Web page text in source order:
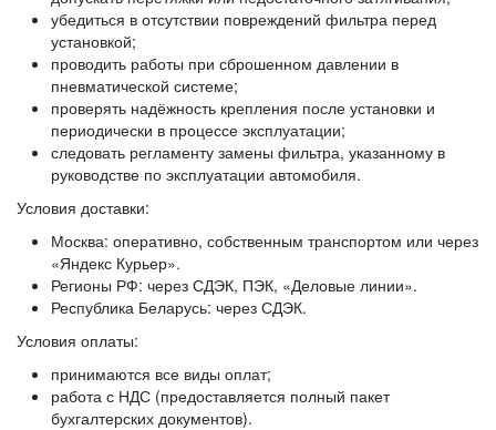
убедиться в отсутствии повреждений фильтра перед
установкой;
проводить работы при сброшенном давлении в
пневматической системе;
проверять надёжность крепления после установки и
периодически в процессе эксплуатации;
следовать регламенту замены фильтра, указанному в
руководстве по эксплуатации автомобиля.
Условия доставки:
Москва: оперативно, собственным транспортом или через
«Яндекс Курьер».
Регионы РФ: через СДЭК, ПЭК, «Деловые линии».
Республика Беларусь: через СДЭК.
Условия оплаты:
принимаются все виды оплат;
работа с НДС (предоставляется полный пакет
бухгалтерских документов).